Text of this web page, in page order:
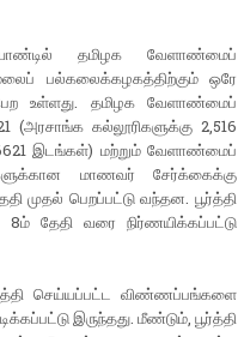
தமிழக வேளாண்மைப்
பல்கலைக்கழகத்திற்கும் ஒரே
உள்ளது. தமிழக வேளாண்மைப்
(அரசாங்க கல்லூரிகளுக்கு 2,516
இடங்கள்) மற்றும் வேளாண்மைப்
மாணவர் சேர்க்கைக்கு
முதல் பெறப்பட்டு வந்தன. பூர்த்தி
தேதி வரை நிர்ணயிக்கப்பட்டு
செய்யப்பட்ட விண்ணப்பங்களை
இருந்தது. மீண்டும், பூர்த்தி